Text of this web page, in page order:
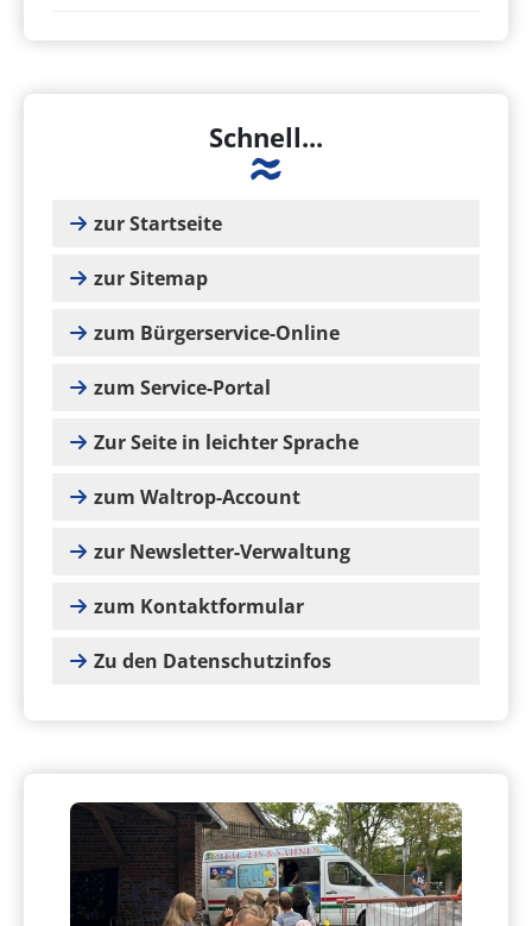
Schnell...
zur Startseite
zur Sitemap
zum Bürgerservice-Online
zum Service-Portal
Zur Seite in leichter Sprache
zum Waltrop-Account
zur Newsletter-Verwaltung
zum Kontaktformular
Zu den Datenschutzinfos